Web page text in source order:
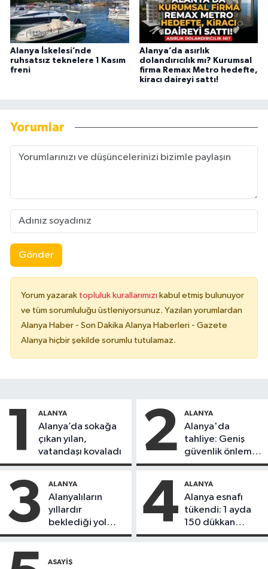
Alanya İskelesi’nde
ruhsatsız teknelere 1 Kasım
freni
Alanya’da asırlık
dolandırıcılık mı? Kurumsal
firma Remax Metro hedefte,
kiracı daireyi sattı!
Yorumlar
Gönder
Yorum yazarak topluluk kurallarımızı kabul etmiş bulunuyor
ve tüm sorumluluğu üstleniyorsunuz. Yazılan yorumlardan
Alanya Haber - Son Dakika Alanya Haberleri - Gazete
Alanya hiçbir şekilde sorumlu tutulamaz.
1 ALANYA
Alanya’da sokağa
çıkan yılan,
vatandaşı kovaladı
2 ALANYA
Alanya'da
tahliye: Geniş
güvenlik önlemi
alındı
3 ALANYA
Alanyalıların
yıllardır
beklediği yol
askıdan döndü
4 ALANYA
Alanya esnafı
tükendi: 1 ayda
150 dükkan
kapandı
ASAYIŞ